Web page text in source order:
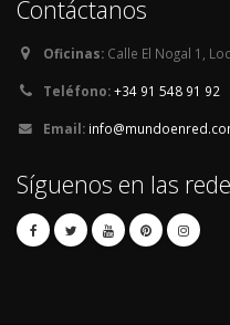
Contáctanos
Oficinas: Calle El Nogal 1,
Teléfono:+34 91 548 91 92
Email:
Síguenos en las